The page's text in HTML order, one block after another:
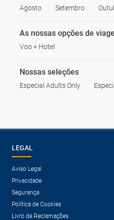
Agosto Setembro
As nossas opções de
Voo + Hotel
Nossas seleções
Especial Adults Only
LEGAL
Aviso Legal
Privacidade
Segurança
Política de Cookies
Livro de Reclamações